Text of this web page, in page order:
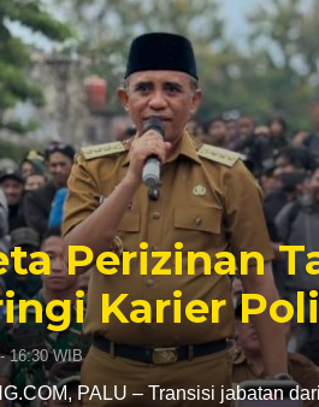
Perizinan
Karier
16:30 WIB
PALU – Transisi jabatan